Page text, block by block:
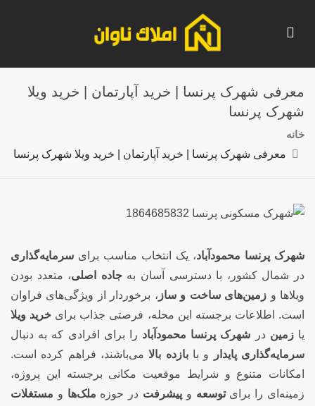
معرفی شهرک پرنسا | خرید آپارتمان | خرید ویلا
شهرک پرنسا
خانه
معرفی شهرک پرنسا | خرید آپارتمان | خرید ویلا شهرک پرنسا
شهرک پرنسا محمودآباد، یک انتخاب مناسب برای سرمایه‌گذاری
در شمال کشور، با دسترسی آسان بهجاده اصلی، متعدد بودن
ویلاها و زمین‌های ساخت و ساز ، برخوردار از ویژگی‌های فراوان
است. اطلاعات برجسته این محله، فرصتی جذاب برای خرید ویلا
یازمین در شهرک پرنسا محمودآباد را برای افرادی که به دنبال
سرمایه‌گذاری پایدار
و بابازده بالامی‌باشند، فراهم کرده است.
امکانات متنوع و شرایط موقعیت مکانی برجسته این پروژه،
زمینه‌ای را برایتوسعه و پیشرفت در حوزه ملک‌ها و مستغلات